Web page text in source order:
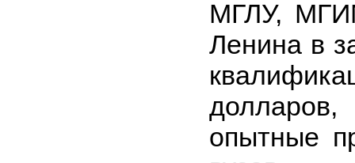
МГЛУ,
Ленина в
опытные